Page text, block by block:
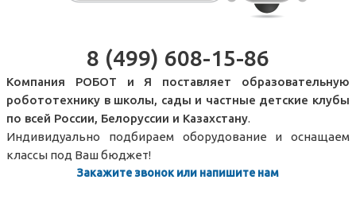
8 (499) 608-15-86
Компания РОБОТ и Я поставляет образовательную
робототехнику в школы, сады и частные детские клубы
по всей России, Белоруссии и Казахстану.
Индивидуально подбираем оборудование и оснащаем
классы под Ваш бюджет!
Закажите звонок или напишите нам